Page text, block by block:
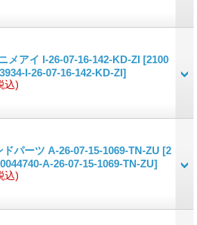
メアイ I-26-07-16-142-KD-ZI [2100
I-26-07-16-142-KD-ZI]
込)
ドパーツ A-26-07-15-1069-TN-ZU [2
A-26-07-15-1069-TN-ZU]
込)